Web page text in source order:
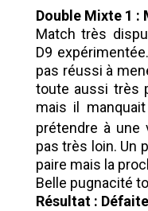
Double Mixte 1 :
Match très
D9
pas réussi à
toute aussi très
mais il
prétendre à une
pas très loin. Un
paire mais la
Belle pugnacité
Résultat :